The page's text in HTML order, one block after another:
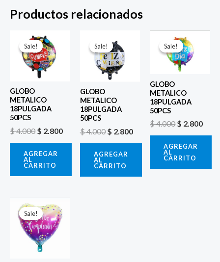
Productos relacionados
Sale!
Sale!
GLOBO
METALICO
18PULGADA
50PCS
$4.000
El
precio
original
era:
$ 4.000.
$ 2.800
AGREGAR
AL
CARRITO
Sale!
Sale!
GLOBO
METALICO
18PULGADA
50PCS
$4.000
precio
original
era:
$ 4.000.
$ 2.800
AGREGAR
AL
CARRITO
Sale!
Sale!
GLOBO
METALICO
18PULGADA
50PCS
$4.000
precio
original
era:
$ 4.000.
$ 2.800
AGREGAR
AL
CARRITO
Sale!
Sale!precio
original
era:
$ 4.000.